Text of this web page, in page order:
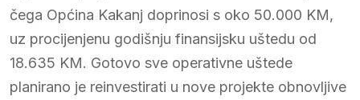
čega Općina Kakanj doprinosi s oko 50.000 KM,
uz procijenjenu godišnju finansijsku uštedu od
18.635 KM. Gotovo sve operativne uštede
planirano je reinvestirati u nove projekte obnovljive